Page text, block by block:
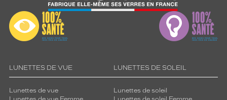
LUNETTES DE VUE
Lunettes de vue
LUNETTES DE SOLEIL
Lunettes de soleil